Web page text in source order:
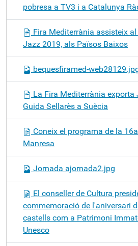
pobresa a TV3 i a Catalunya
Fira Mediterrània assisteix
Jazz 2019, als Països Baixos
bequesfiramed-
La Fira Mediterrània exporta
Guida Sellarès a Suècia
Coneix el programa de la
Manresa
Jornada ajornada2.jpg
El conseller de Cultura
commemoració de l'aniversari
castells com a Patrimoni
Unesco